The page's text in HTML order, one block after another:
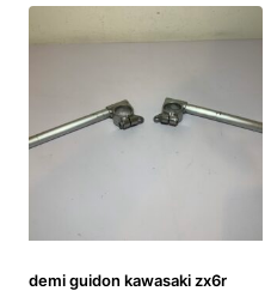
demi guidon kawasaki zx6r